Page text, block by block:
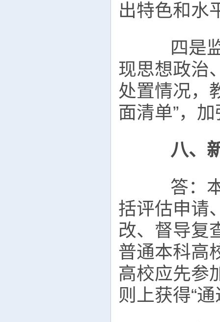
出特色和水
四是监
现思想政治
处置情况，
面清单”，
八、
答：本
括评估申请
改、督导复
普通本科高
高校应先参
则上获得“